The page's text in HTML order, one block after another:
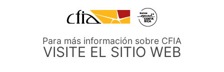
Para más información sobre CFIA
VISITE EL SITIO WEB